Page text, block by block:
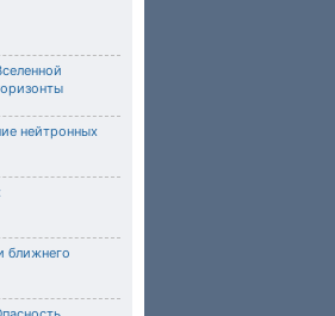
нейтронных
ближнего